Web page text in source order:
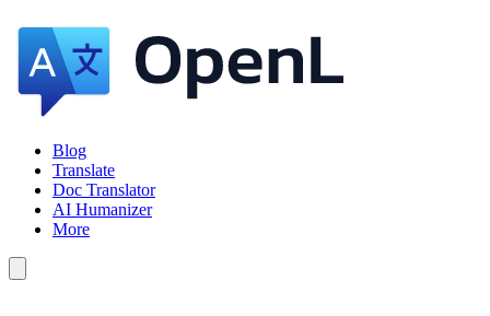
Blog
Translate
Doc Translator
AI Humanizer
More